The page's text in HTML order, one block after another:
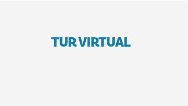
TUR VIRTUAL